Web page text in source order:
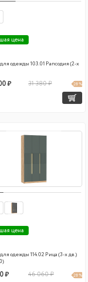
цена
одежды 103.01 Рапсодия (2-х
₽ 31 380 ₽ 28 %
цена
одежды 114.02 Рица (3-х дв.)
₽ 46 060 ₽ 28 %